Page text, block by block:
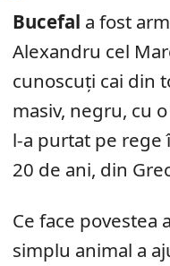
Bucefal a fost
Alexandru cel
cunoscuți cai din
masiv, negru, cu
l-a purtat pe
20 de ani, din
Ce face povestea
simplu animal a